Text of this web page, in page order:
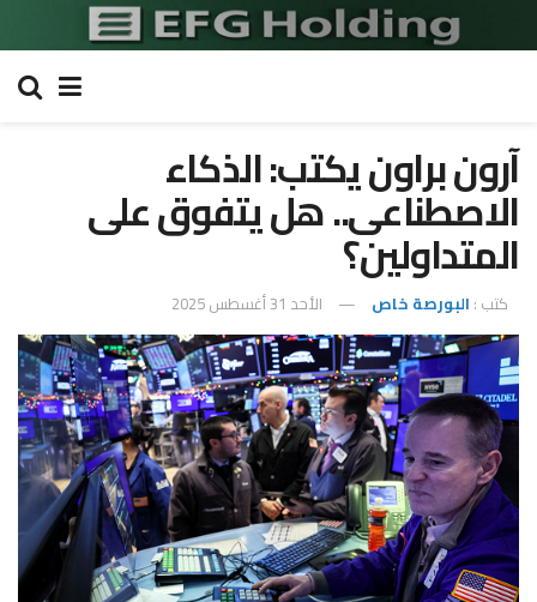
آرون براون يكتب: الذكاء
الاصطناعى.. هل يتفوق على
المتداولين؟
كتب : البورصة خاص الأحد 31 أغسطس 2025